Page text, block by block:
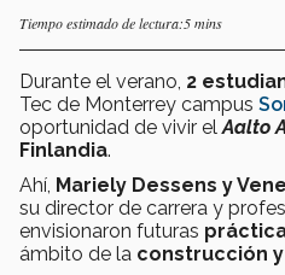
Tiempo estimado de lectura:5 mins
Durante el verano, 2
Tec de Monterrey campus
oportunidad de vivir el Aalto
Finlandia.
Ahí, Mariely Dessens y
su director de carrera y
envisionaron futuras
ámbito de la construcción